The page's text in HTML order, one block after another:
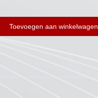
Toevoegen aan winkelwagen